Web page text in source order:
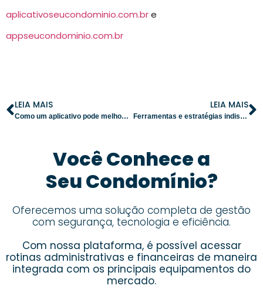
aplicativoseucondominio.com.bre
appseucondominio.com.br
LEIA MAIS
Como um aplicativo pode melhorar a gestão condominial e a comunicação entre os síndicos
LEIA MAIS
Ferramentas e estratégias indispensáveis para uma gestão condominial eficiente
Você Conhece a
Seu Condomínio?
Oferecemos uma solução completa de gestão
com segurança, tecnologia e eficiência.
Com nossa plataforma, é possível acessar
rotinas administrativas e financeiras de maneira
integrada com os principais equipamentos do
mercado.